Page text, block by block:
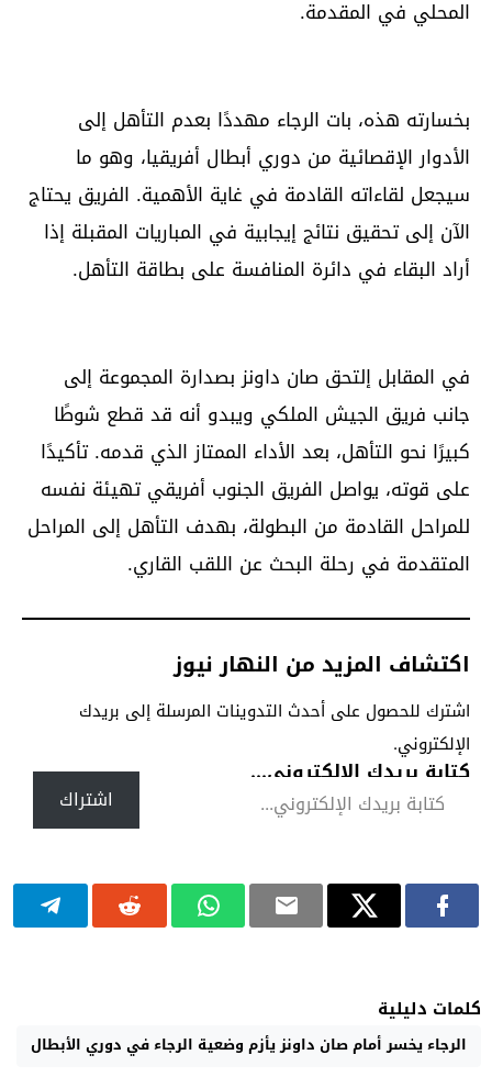
المحلي في المقدمة.
بخسارته هذه، بات الرجاء مهددًا بعدم التأهل إلى
الأدوار الإقصائية من دوري أبطال أفريقيا، وهو ما
سيجعل لقاءاته القادمة في غاية الأهمية. الفريق يحتاج
الآن إلى تحقيق نتائج إيجابية في المباريات المقبلة إذا
أراد البقاء في دائرة المنافسة على بطاقة التأهل.
في المقابل إلتحق صان داونز بصدارة المجموعة إلى
جانب فريق الجيش الملكي ويبدو أنه قد قطع شوطًا
كبيرًا نحو التأهل، بعد الأداء الممتاز الذي قدمه. تأكيدًا
على قوته، يواصل الفريق الجنوب أفريقي تهيئة نفسه
للمراحل القادمة من البطولة، بهدف التأهل إلى المراحل
المتقدمة في رحلة البحث عن اللقب القاري.
اكتشاف المزيد من النهار نيوز
اشترك للحصول على أحدث التدوينات المرسلة إلى بريدك
الإلكتروني.
كتابة بريدك الإلكتروني...
اشتراك
كلمات دليلية
الرجاء يخسر أمام صان داونز يأزم وضعية الرجاء في دوري الأبطال